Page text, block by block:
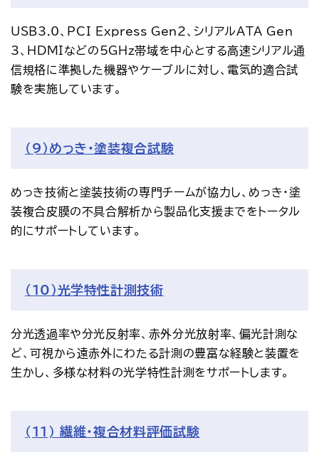
USB3.0、PCI Express Gen2、シリアルATA Gen
3、HDMIなどの5GHz帯域を中心とする高速シリアル通
信規格に準拠した機器やケーブルに対し、電気的適合試
験を実施しています。
（9）めっき・塗装複合試験
めっき技術と塗装技術の専門チームが協力し、めっき・塗
装複合皮膜の不具合解析から製品化支援までをトータル
的にサポートしています。
（10）光学特性計測技術
分光透過率や分光反射率、赤外分光放射率、偏光計測な
ど、可視から遠赤外にわたる計測の豊富な経験と装置を
生かし、多様な材料の光学特性計測をサポートします。
(11) 繊維・複合材料評価試験